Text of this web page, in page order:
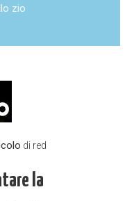
zio
di red
la